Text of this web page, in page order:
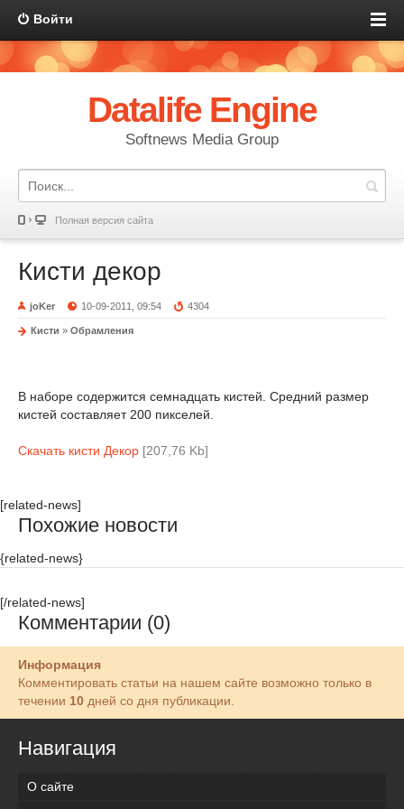
Войти
Datalife Engine
Softnews Media Group
Полная версия сайта
Кисти декор
joKer 10-09-2011, 09:54 4304
Кисти » Обрамления
В наборе содержится семнадцать кистей. Средний размер
кистей составляет 200 пикселей.
Скачать кисти Декор [207,76 Kb]
[related-news]
Похожие новости
{related-news}
[/related-news]
Комментарии (0)
Информация
Комментировать статьи на нашем сайте возможно только в
течении 10 дней со дня публикации.
Навигация
О сайте